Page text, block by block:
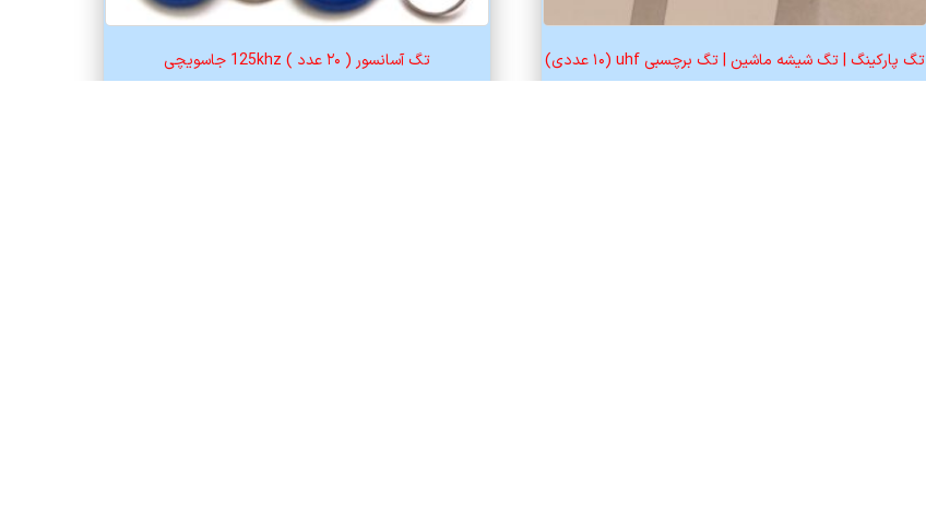
تگ پارکینگ | تگ شیشه ماشین | تگ برچسبی uhf (۱۰ عددی) تگ آسانسور ( ۲۰ عدد ) 125khz جاسویچی